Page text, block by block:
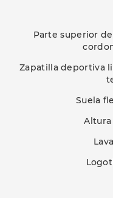
Parte superior
Zapatilla deportiva
Suela
Altura